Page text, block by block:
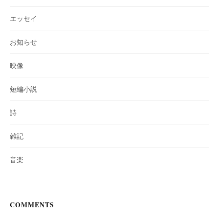
エッセイ
お知らせ
映像
短編小説
詩
雑記
音楽
COMMENTS